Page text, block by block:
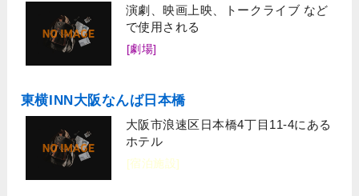
演劇、映画上映、トークライブ など
で使用される
[劇場]
東横INN大阪なんば日本橋
大阪市浪速区日本橋4丁目11-4にある
ホテル
[宿泊施設]